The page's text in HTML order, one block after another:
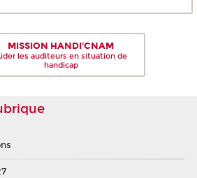
MISSION HANDI'CNAM
les auditeurs en situation de
handicap